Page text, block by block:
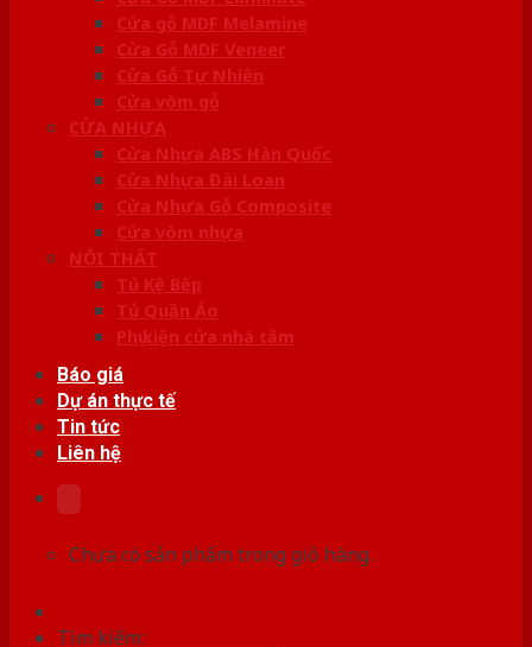
Cửa gỗ MDF Melamine
Cửa Gỗ MDF Veneer
Cửa Gỗ Tự Nhiên
Cửa vòm gỗ
CỬA NHỰA
Cửa Nhựa ABS Hàn Quốc
Cửa Nhựa Đài Loan
Cửa Nhựa Gỗ Composite
Cửa vòm nhựa
NỘI THẤT
Tủ Kệ Bếp
Tủ Quần Áo
Phụ kiện cửa nhà tắm
Báo giá
Dự án thực tế
Tin tức
Liên hệ
Chưa có sản phẩm trong giỏ hàng.
Tìm kiếm: